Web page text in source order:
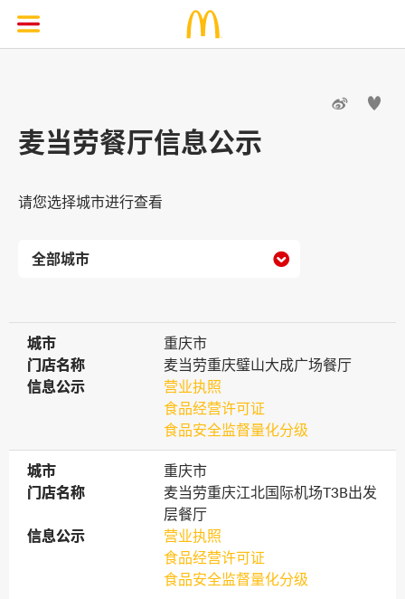
 
麦当劳餐厅信息公示
请您选择城市进行查看

城市
城市
重庆市
门店名称
门店名称
麦当劳重庆璧山大成广场餐厅
信息公示
信息公示
营业执照
食品经营许可证
食品安全监督量化分级
城市
城市
重庆市
门店名称
门店名称
麦当劳重庆江北国际机场T3B出发
层餐厅
信息公示
信息公示
营业执照
食品经营许可证
食品安全监督量化分级